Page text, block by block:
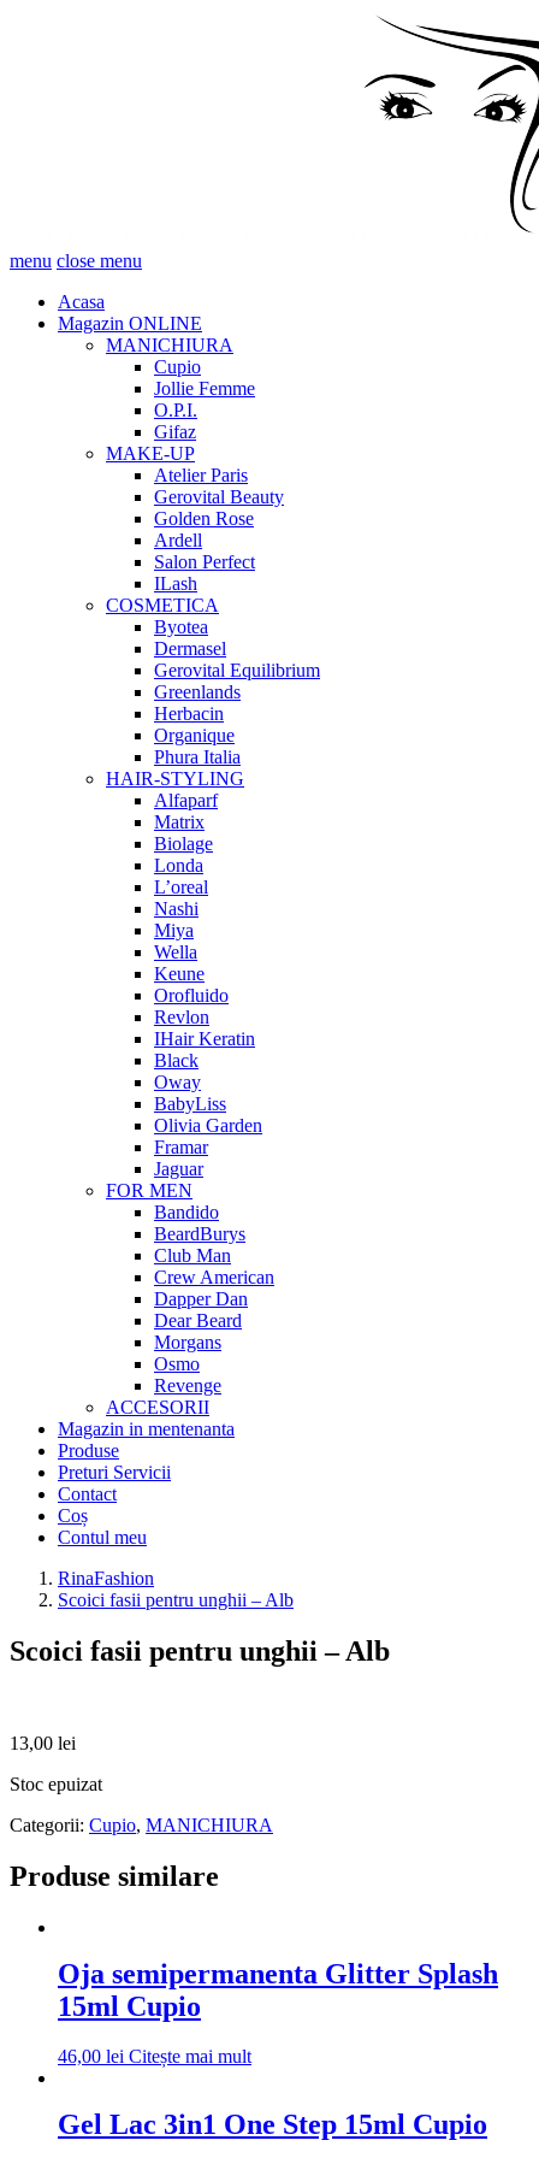
menu close menu
Acasa
Magazin ONLINE
MANICHIURA
Cupio
Jollie Femme
O.P.I.
Gifaz
MAKE-UP
Atelier Paris
Gerovital Beauty
Golden Rose
Ardell
Salon Perfect
ILash
COSMETICA
Byotea
Dermasel
Gerovital Equilibrium
Greenlands
Herbacin
Organique
Phura Italia
HAIR-STYLING
Alfaparf
Matrix
Biolage
Londa
L’oreal
Nashi
Miya
Wella
Keune
Orofluido
Revlon
IHair Keratin
Black
Oway
BabyLiss
Olivia Garden
Framar
Jaguar
FOR MEN
Bandido
BeardBurys
Club Man
Crew American
Dapper Dan
Dear Beard
Morgans
Osmo
Revenge
ACCESORII
Magazin in mentenanta
Produse
Preturi Servicii
Contact
Coș
Contul meu
RinaFashion
Scoici fasii pentru unghii – Alb
Scoici fasii pentru unghii – Alb
13,00 lei
Stoc epuizat
Categorii: Cupio, MANICHIURA
Produse similare
Oja semipermanenta Glitter Splash
15ml Cupio
46,00 lei Citește mai mult
Gel Lac 3in1 One Step 15ml Cupio